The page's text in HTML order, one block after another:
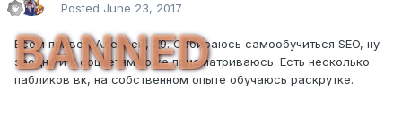
Posted June 23, 2017
BANNED
Всем привет! Алексей, 29. Собираюсь самообучиться SEO, ну
заодно и к соцсетям тоже присматриваюсь. Есть несколько
пабликов вк, на собственном опыте обучаюсь раскрутке.